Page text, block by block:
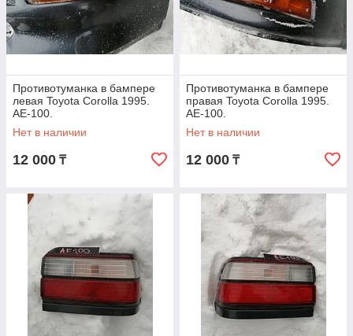
Противотуманка в бампере
левая Toyota Corolla 1995.
AE-100.
Нет в наличии
12 000 ₸
Противотуманка в бампере
правая Toyota Corolla 1995.
AE-100.
Нет в наличии
12 000 ₸